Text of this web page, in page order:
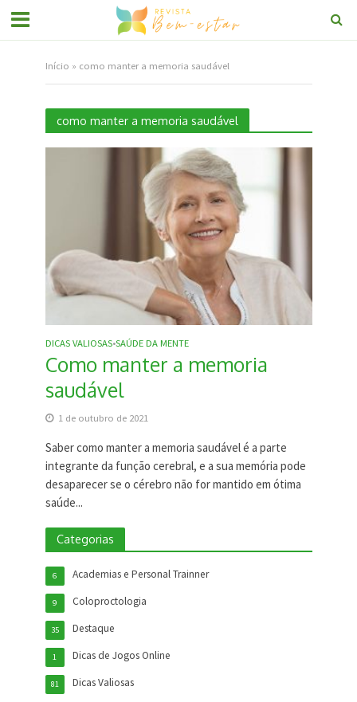
Início » como manter a memoria saudável
como manter a memoria saudável
DICAS VALIOSAS•SAÚDE DA MENTE
Como manter a memoria
saudável
1 de outubro de 2021
Saber como manter a memoria saudável é a parte
integrante da função cerebral, e a sua memória pode
desaparecer se o cérebro não for mantido em ótima
saúde...
Categorias
Academias e Personal Trainner
6
Coloproctologia
9
Destaque
35
Dicas de Jogos Online
1
Dicas Valiosas
81